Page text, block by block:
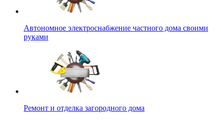
Автономное электроснабжение частного дома своими
руками
Ремонт и отделка загородного дома